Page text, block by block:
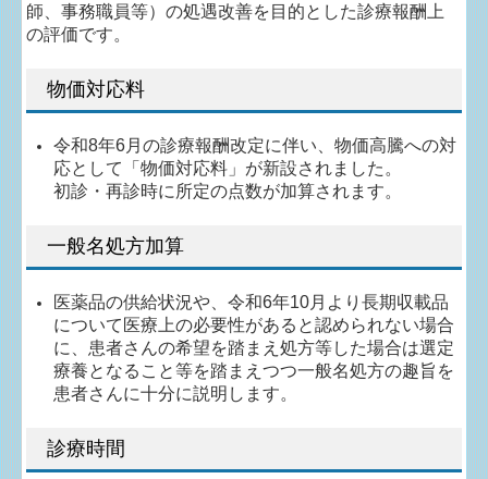
師、事務職員等）の処遇改善を目的とした診療報酬上
の評価です。
物価対応料
令和8年6月の診療報酬改定に伴い、物価高騰への対
応として「物価対応料」が新設されました。
初診・再診時に所定の点数が加算されます。
一般名処方加算
医薬品の供給状況や、令和6年10月より長期収載品
について医療上の必要性があると認められない場合
に、 患者さんの希望を踏まえ処方等した場合は選定
療養となること等を踏まえつつ一般名処方の趣旨を
患者さんに十分に説明します。
診療時間